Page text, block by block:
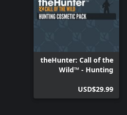
theHunter: Call of the
Wild™ - Hunting
USD$29.99